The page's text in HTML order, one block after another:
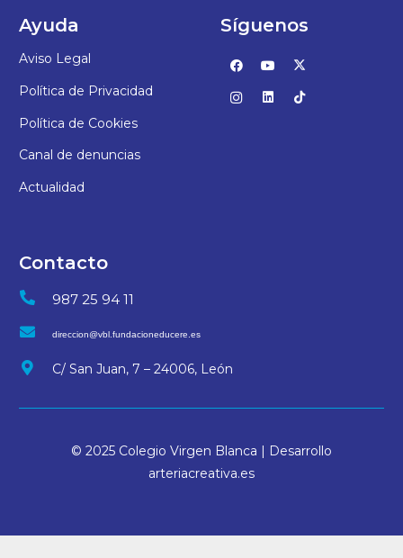
Ayuda
Aviso Legal
Política de Privacidad
Política de Cookies
Canal de denuncias
Actualidad
Síguenos
Contacto
987 25 94 11
direccion@vbl.fundacioneducere.es
C/ San Juan, 7 – 24006, León
© 2025 Colegio Virgen Blanca | Desarrollo
arteriacreativa.es